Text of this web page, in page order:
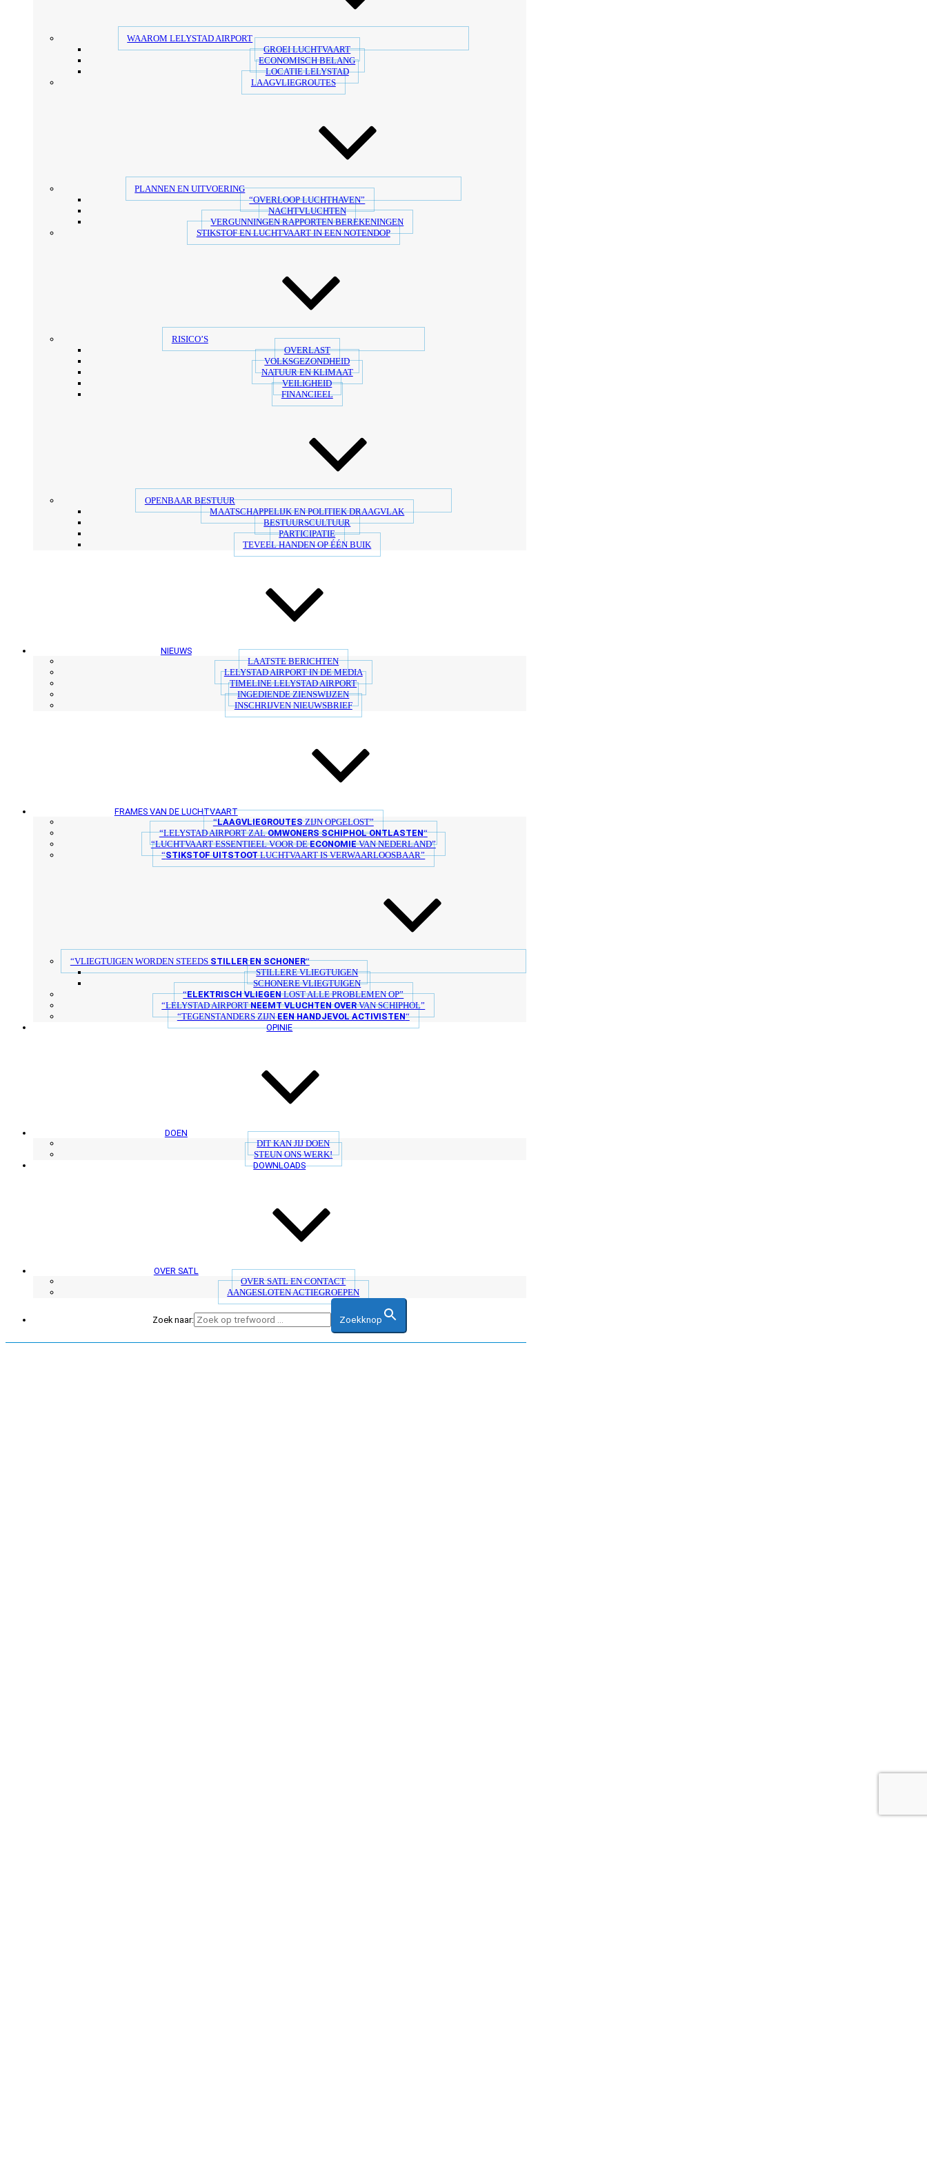
WAAROM LELYSTAD AIRPORT
GROEI LUCHTVAART
ECONOMISCH BELANG
LOCATIE LELYSTAD
LAAGVLIEGROUTES
PLANNEN EN UITVOERING
“OVERLOOP LUCHTHAVEN”
NACHTVLUCHTEN
VERGUNNINGEN RAPPORTEN BEREKENINGEN
STIKSTOF EN LUCHTVAART IN EEN NOTENDOP
RISICO’S
OVERLAST
VOLKSGEZONDHEID
NATUUR EN KLIMAAT
VEILIGHEID
FINANCIEEL
OPENBAAR BESTUUR
MAATSCHAPPELIJK EN POLITIEK DRAAGVLAK
BESTUURSCULTUUR
PARTICIPATIE
TEVEEL HANDEN OP ÉÉN BUIK
NIEUWS
LAATSTE BERICHTEN
LELYSTAD AIRPORT IN DE MEDIA
TIMELINE LELYSTAD AIRPORT
INGEDIENDE ZIENSWIJZEN
INSCHRIJVEN NIEUWSBRIEF
FRAMES VAN DE LUCHTVAART
“LAAGVLIEGROUTESZIJN OPGELOST”
“LELYSTAD AIRPORT ZALOMWONERS SCHIPHOL ONTLASTEN“
“LUCHTVAART ESSENTIEEL VOOR DEECONOMIEVAN NEDERLAND”
“STIKSTOF UITSTOOTLUCHTVAART IS VERWAARLOOSBAAR”
“VLIEGTUIGEN WORDEN STEEDS STILLER EN SCHONER“
STILLERE VLIEGTUIGEN
SCHONERE VLIEGTUIGEN
“ELEKTRISCH VLIEGENLOST ALLE PROBLEMEN OP”
“LELYSTAD AIRPORTNEEMT VLUCHTEN OVERVAN SCHIPHOL”
“TEGENSTANDERS ZIJNEEN HANDJEVOL ACTIVISTEN“
OPINIE
DOEN
DIT KAN JIJ DOEN
STEUN ONS WERK!
DOWNLOADS
OVER SATL
OVER SATL EN CONTACT
AANGESLOTEN ACTIEGROEPEN
Zoek naar: Zoekknop